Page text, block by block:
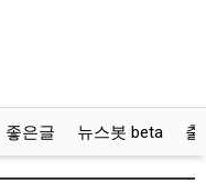
좋은글 뉴스봇 beta 출